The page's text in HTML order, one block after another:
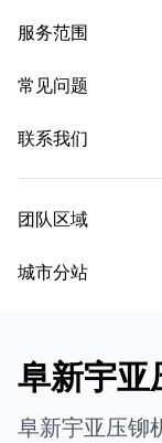
服务范围
常见问题
联系我们
团队区域
城市分站
阜新宇
阜新宇亚压铆